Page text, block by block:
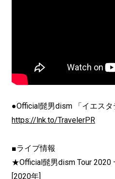
●Official髭男dism 「イエス
https://lnk.to/TravelerPR
■ライブ情報
★Official髭男dism Tour 2020
[2020年]